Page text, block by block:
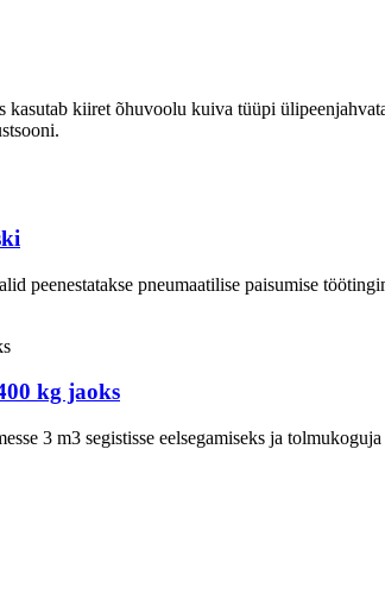
kiiret õhuvoolu kuiva tüüpi
peenestatakse pneumaatilise paisumise
kg jaoks
3 m3 segistisse eelsegamiseks ja